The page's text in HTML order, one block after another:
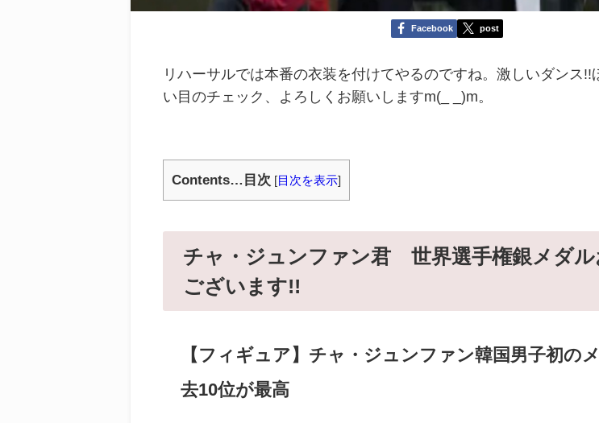
Facebook post
リハーサルでは本番の衣装を付けてやるのですね。激しいダンス!!
い目のチェック、よろしくお願いしますm(_ _)m。
Contents…目次 [ 目次を表示]
チャ・ジュンファン君 世界選手権銀メダル
ございます!!
【フィギュア】チャ・ジュンファン韓国男子初の
去10位が最高